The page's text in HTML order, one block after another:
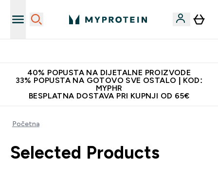
40% POPUSTA NA DIJETALNE PROIZVODE
33% POPUSTA NA GOTOVO SVE OSTALO | KOD:
MYPHR
BESPLATNA DOSTAVA PRI KUPNJI OD 65€
Početna
Selected Products